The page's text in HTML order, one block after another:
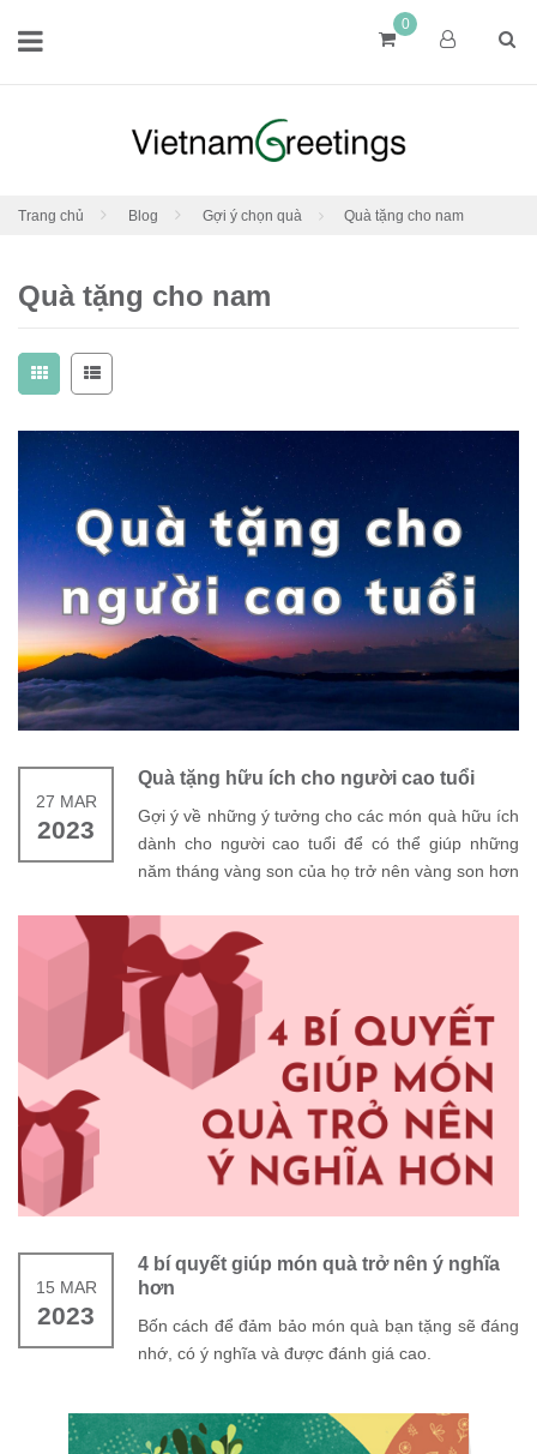
0
Trang chủ Blog Gợi ý chọn quà Quà tặng cho nam
Quà tặng cho nam
27 MAR
2023
Quà tặng hữu ích cho người cao tuổi
Gợi ý về những ý tưởng cho các món quà hữu ích
dành cho người cao tuổi để có thể giúp những
năm tháng vàng son của họ trở nên vàng son hơn
15 MAR
2023
4 bí quyết giúp món quà trở nên ý nghĩa
hơn
Bốn cách để đảm bảo món quà bạn tặng sẽ đáng
nhớ, có ý nghĩa và được đánh giá cao.